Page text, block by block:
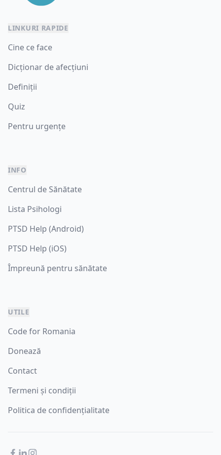
LINKURI RAPIDE
Cine ce face
Dicționar de afecțiuni
Definiții
Quiz
Pentru urgențe
INFO
Centrul de Sănătate
Lista Psihologi
PTSD Help (Android)
PTSD Help (iOS)
Împreună pentru sănătate
UTILE
Code for Romania
Donează
Contact
Termeni și condiții
Politica de confidențialitate